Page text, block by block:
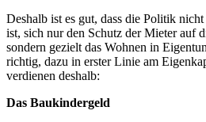
Deshalb ist es gut, dass die Politik
ist, sich nur den Schutz der Mieter auf
sondern gezielt das Wohnen in
richtig, dazu in erster Linie am
verdienen deshalb:
Das Baukindergeld